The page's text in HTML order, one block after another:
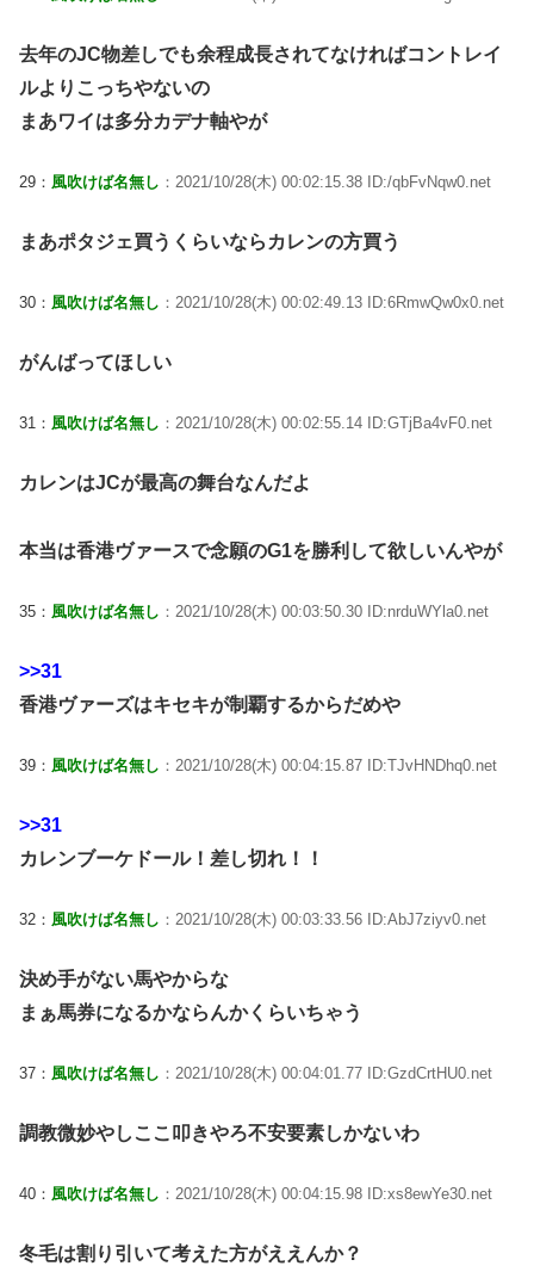
去年のJC物差しでも余程成長されてなければコントレイ
ルよりこっちやないの
まあワイは多分カデナ軸やが
29： 風吹けば名無し ：2021/10/28(木) 00:02:15.38 ID:/qbFvNqw0.net
まあポタジェ買うくらいならカレンの方買う
30： 風吹けば名無し ：2021/10/28(木) 00:02:49.13 ID:6RmwQw0x0.net
がんばってほしい
31： 風吹けば名無し ：2021/10/28(木) 00:02:55.14 ID:GTjBa4vF0.net
カレンはJCが最高の舞台なんだよ
本当は香港ヴァースで念願のG1を勝利して欲しいんやが
35： 風吹けば名無し ：2021/10/28(木) 00:03:50.30 ID:nrduWYla0.net
>>31
香港ヴァーズはキセキが制覇するからだめや
39： 風吹けば名無し ：2021/10/28(木) 00:04:15.87 ID:TJvHNDhq0.net
>>31
カレンブーケドール！差し切れ！！
32： 風吹けば名無し ：2021/10/28(木) 00:03:33.56 ID:AbJ7ziyv0.net
決め手がない馬やからな
まぁ馬券になるかならんかくらいちゃう
37： 風吹けば名無し ：2021/10/28(木) 00:04:01.77 ID:GzdCrtHU0.net
調教微妙やしここ叩きやろ不安要素しかないわ
40： 風吹けば名無し ：2021/10/28(木) 00:04:15.98 ID:xs8ewYe30.net
冬毛は割り引いて考えた方がええんか？